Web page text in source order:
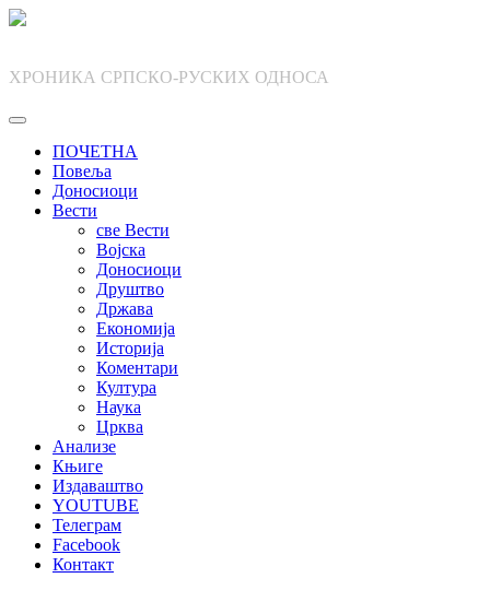
Skip
ХРОНИКА СРПСКО-РУСКИХ ОДНОСА
ПОЧЕТНА
Повеља
Доносиоци
Вести
све Вести
Војска
Доносиоци
Друштво
Држава
Економија
Историја
Коментари
Култура
Наука
Црква
Анализе
Књиге
Издаваштво
YOUTUBE
Телеграм
Facebook
Контакт